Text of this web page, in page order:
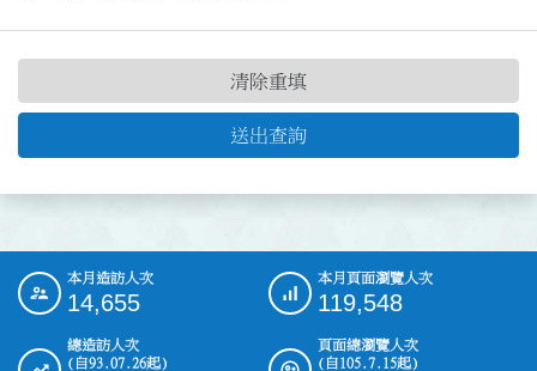
送出查詢
清除重填
::: 本月造訪人次
14,655
本月頁面瀏覽人次
119,548
總造訪人次
(自93.07.26起)
頁面總瀏覽人次
(自105.7.15起)